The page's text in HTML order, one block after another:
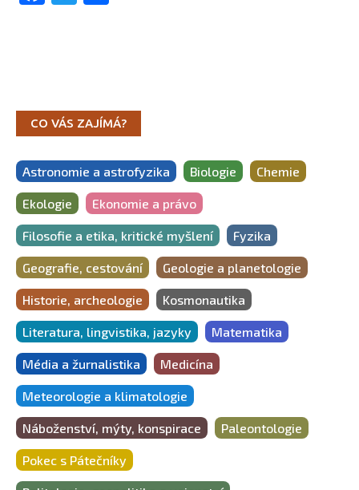
CO VÁS ZAJÍMÁ?
Astronomie a astrofyzika Biologie Chemie
Ekologie Ekonomie a právo
Filosofie a etika, kritické myšlení Fyzika
Geografie, cestování Geologie a planetologie
Historie, archeologie Kosmonautika
Literatura, lingvistika, jazyky Matematika
Média a žurnalistika Medicína
Meteorologie a klimatologie
Náboženství, mýty, konspirace Paleontologie
Pokec s Pátečníky